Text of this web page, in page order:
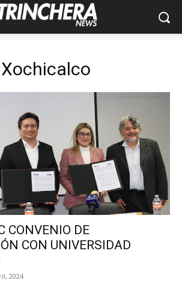
Xochicalco
CONVENIO DE
CON UNIVERSIDAD
2024